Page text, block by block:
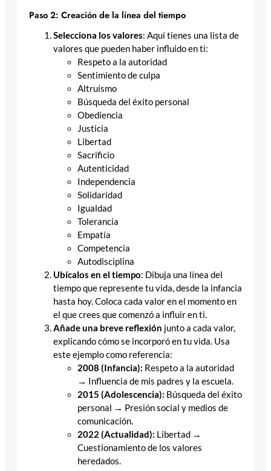
Paso 2: Creación de la línea del tiempo
Selecciona los valores: Aquí tienes una lista de
valores que pueden haber influido en ti:
Respeto a la autoridad
Sentimiento de culpa
Altruismo
Búsqueda del éxito personal
Obediencia
Justicia
Libertad
Sacrificio
Autenticidad
Independencia
Solidaridad
Igualdad
Tolerancia
Empatía
Competencia
Autodisciplina
Ubícalos en el tiempo: Dibuja una línea del
tiempo que represente tu vida, desde la infancia
hasta hoy. Coloca cada valor en el momento en
el que crees que comenzó a influir en ti.
Añade una breve reflexión junto a cada valor,
explicando cómo se incorporó en tu vida. Usa
este ejemplo como referencia:
2008 (Infancia): Respeto a la autoridad
→ Influencia de mis padres y la escuela.
2015 (Adolescencia): Búsqueda del éxito
personal → Presión social y medios de
comunicación.
2022 (Actualidad): Libertad →
Cuestionamiento de los valores
heredados.